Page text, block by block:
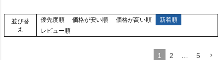
並び替
え
優先度順 価格が安い順 価格が高い順
新着順
レビュー順
1 2 5